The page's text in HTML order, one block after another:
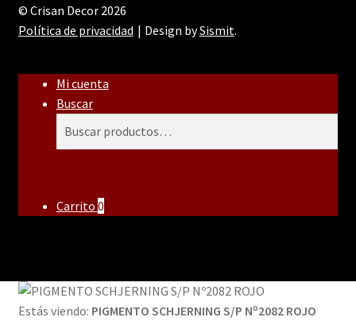
© Crisan Decor 2026
Política de privacidad
Design bySismit.
Mi cuenta
Buscar
Carrito 0
Estás viendo: PIGMENTO SCHJERNING S/P Nº2082 ROJO